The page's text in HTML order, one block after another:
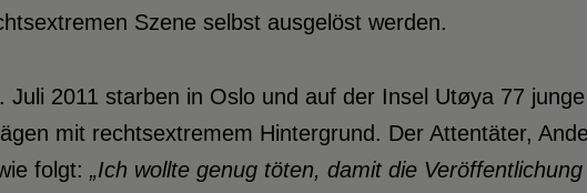
Szene selbst ausgelöst werden.
Juli 2011 starben in Oslo und auf der Insel Utøya 77
mit rechtsextremem Hintergrund. Der Attentäter,
folgt: „Ich wollte genug töten, damit die